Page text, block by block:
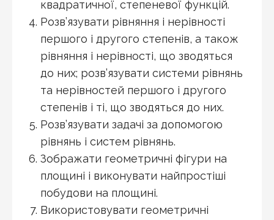
квадратичної, степеневої функцій.
Розв’язувати рівняння і нерівності
першого і другого степенів, а також
рівняння і нерівності, що зводяться
до них; розв’язувати системи рівнянь
та нерівностей першого і другого
степенів і ті, що зводяться до них.
Розв’язувати задачі за допомогою
рівнянь і систем рівнянь.
Зображати геометричні фігури на
площині і виконувати найпростіші
побудови на площині.
Використовувати геометричні